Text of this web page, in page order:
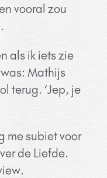
vooral zou
als ik iets zie
Mathijs
terug. ‘Jep, je
me subiet voor
de Liefde.